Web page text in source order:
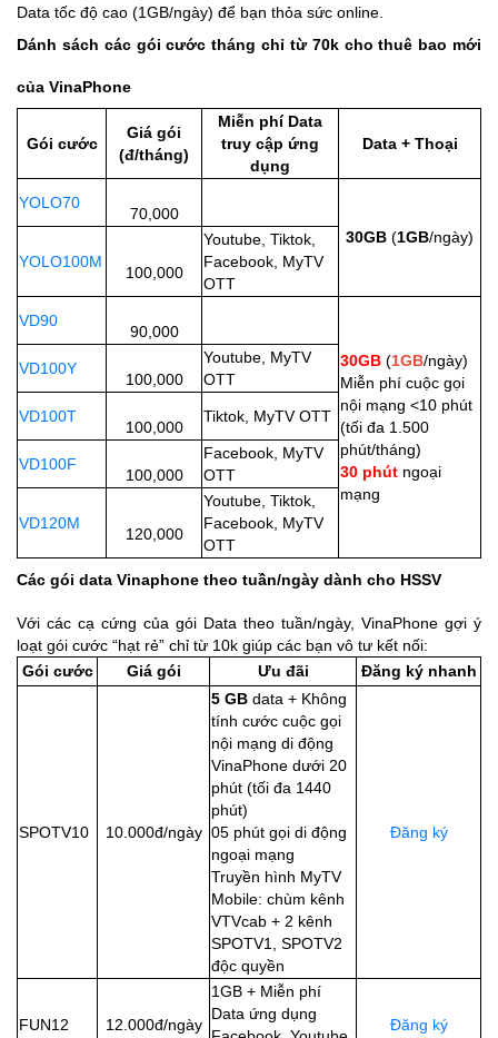
Data tốc độ cao (1GB/ngày) để bạn thỏa sức online.
Dánh sách các gói cước tháng chỉ từ 70k cho thuê bao mới
của VinaPhone
Gói cước
Giá gói
(đ/tháng)
Miễn phí Data
truy cập ứng
dụng
Data + Thoại
YOLO70
70,000
30GB (1GB/ngày)
YOLO100M
100,000
Youtube, Tiktok,
Facebook, MyTV
OTT
VD90
90,000
30GB (1GB/ngày)
Miễn phí cuộc gọi
nội mạng <10 phút
(tối đa 1.500
phút/tháng)
30 phút ngoại
mạng
VD100Y
100,000
Youtube, MyTV
OTT
VD100T
100,000
Tiktok, MyTV OTT
VD100F
100,000
Facebook, MyTV
OTT
VD120M
120,000
Youtube, Tiktok,
Facebook, MyTV
OTT
Các gói data Vinaphone theo tuần/ngày dành cho HSSV
Với các cạ cứng của gói Data theo tuần/ngày, VinaPhone gợi ý
loạt gói cước “hạt rẻ” chỉ từ 10k giúp các bạn vô tư kết nối:
Gói cước
Giá gói Ưu đãi Đăng ký nhanh
SPOTV10 10.000đ/ngày
5 GB data + Không
tính cước cuộc gọi
nội mạng di động
VinaPhone dưới 20
phút (tối đa 1440
phút)
05 phút gọi di động
ngoại mạng
Truyền hình MyTV
Mobile: chùm kênh
VTVcab + 2 kênh
SPOTV1, SPOTV2
độc quyền
Đăng ký
FUN12 12.000đ/ngày
1GB + Miễn phí
Data ứng dụng
Đăng ký